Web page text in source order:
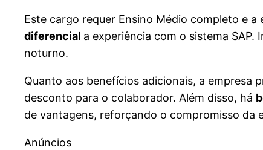
Este cargo requer Ensino Médio completo e
diferencial a experiência com o sistema
noturno.
Quanto aos benefícios adicionais, a empresa
desconto para o colaborador. Além disso, há
de vantagens, reforçando o compromisso da
Anúncios